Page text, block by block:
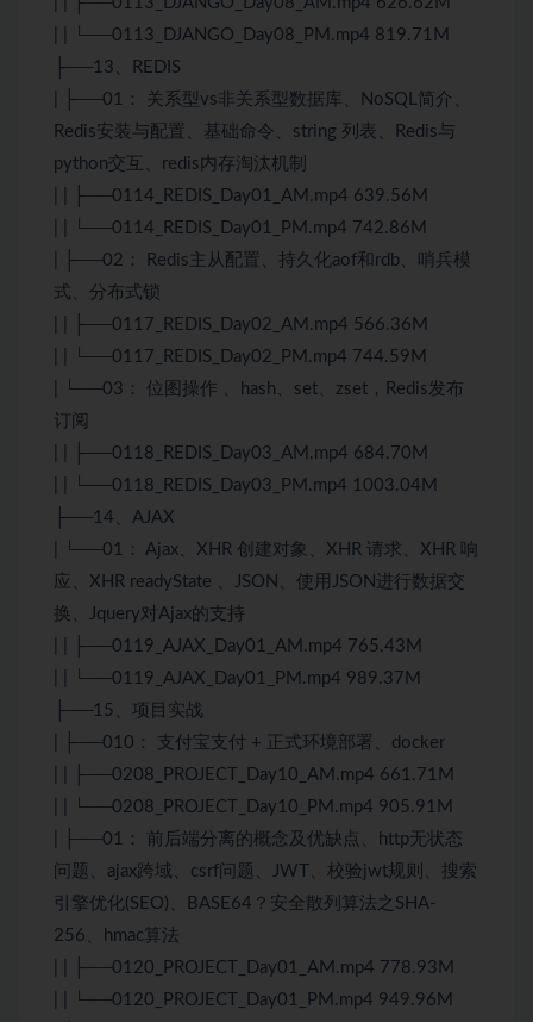
| | └──0113_DJANGO_Day08_PM.mp4 819.71M
├──13、REDIS
| ├──01： 关系型vs非关系型数据库、NoSQL简介、
Redis安装与配置、基础命令、string 列表、 Redis与
python交互、redis内存淘汰机制
| | ├──0114_REDIS_Day01_AM.mp4 639.56M
| | └──0114_REDIS_Day01_PM.mp4 742.86M
| ├──02： Redis主从配置、持久化aof和rdb、哨兵模
式、分布式锁
| | ├──0117_REDIS_Day02_AM.mp4 566.36M
| | └──0117_REDIS_Day02_PM.mp4 744.59M
| └──03： 位图操作 、hash、set、zset，Redis发布
订阅
| | ├──0118_REDIS_Day03_AM.mp4 684.70M
| | └──0118_REDIS_Day03_PM.mp4 1003.04M
├──14、AJAX
| └──01： Ajax、XHR 创建对象、XHR 请求、XHR 响
应、XHR readyState 、JSON、使用JSON进行数据交
换、Jquery对Ajax的支持
| | ├──0119_AJAX_Day01_AM.mp4 765.43M
| | └──0119_AJAX_Day01_PM.mp4 989.37M
├──15、项目实战
| ├──010： 支付宝支付 + 正式环境部署、docker
| | ├──0208_PROJECT_Day10_AM.mp4 661.71M
| | └──0208_PROJECT_Day10_PM.mp4 905.91M
| ├──01： 前后端分离的概念及优缺点、http无状态
问题、ajax跨域、csrf问题、JWT、校验jwt规则、搜索
引擎优化(SEO)、BASE64？安全散列 算法 之SHA-
256、hmac算法
| | ├──0120_PROJECT_Day01_AM.mp4 778.93M
| | └──0120_PROJECT_Day01_PM.mp4 949.96M